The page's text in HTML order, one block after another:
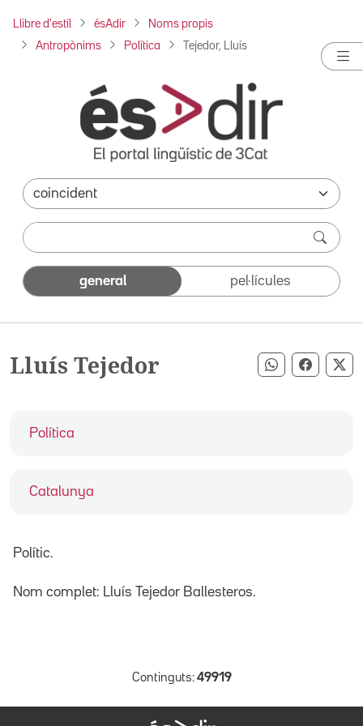
Llibre d'estil ésAdir Noms propis
Antropònims Política Tejedor, Lluís
general pel·lícules
Lluís Tejedor Compartir
Política
Catalunya
Polític.
Nom complet: Lluís Tejedor Ballesteros.
Continguts: 49919